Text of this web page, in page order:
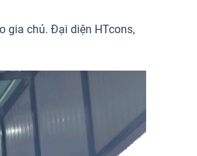
gia chủ. Đại diện HTcons,